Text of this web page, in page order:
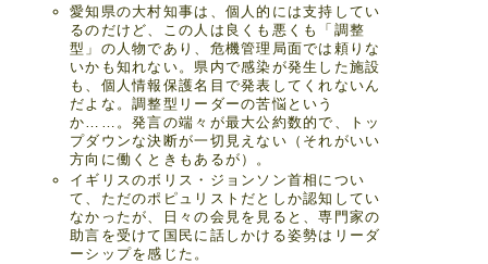
愛知県の大村知事は、個人的には支持してい
るのだけど、この人は良くも悪くも「調整
型」の人物であり、危機管理局面では頼りな
いかも知れない。県内で感染が発生した施設
も、個人情報保護名目で発表してくれないん
だよな。調整型リーダーの苦悩という
か……。発言の端々が最大公約数的で、トッ
プダウンな決断が一切見えない（それがいい
方向に働くときもあるが）。
イギリスのボリス・ジョンソン首相につい
て、ただのポピュリストだとしか認知してい
なかったが、日々の会見を見ると、専門家の
助言を受けて国民に話しかける姿勢はリーダ
ーシップを感じた。